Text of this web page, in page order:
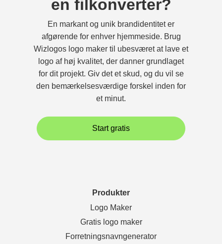
en filkonverter?
En markant og unik brandidentitet er
afgørende for enhver hjemmeside. Brug
Wizlogos logo maker til ubesværet at lave et
logo af høj kvalitet, der danner grundlaget
for dit projekt. Giv det et skud, og du vil se
den bemærkelsesværdige forskel inden for
et minut.
Start gratis
Produkter
Logo Maker
Gratis logo maker
Forretningsnavngenerator